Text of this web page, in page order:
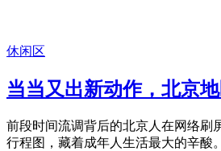
休闲区
当当又出新动作，北京
前段时间流调背后的北京人在网络刷
行程图，藏着成年人生活最大的辛酸